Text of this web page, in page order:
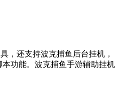
，还支持波克捕鱼后台挂机，
功能。波克捕鱼手游辅助挂机